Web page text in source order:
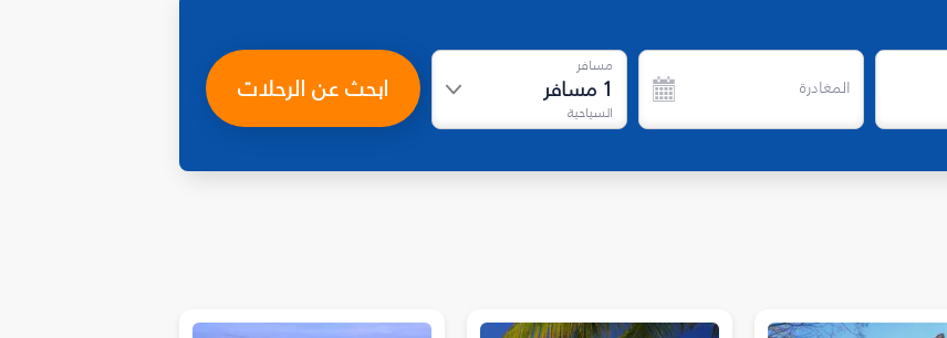
المغادرة
مسافر
1 مسافر
السياحية
ابحث عن الرحلات